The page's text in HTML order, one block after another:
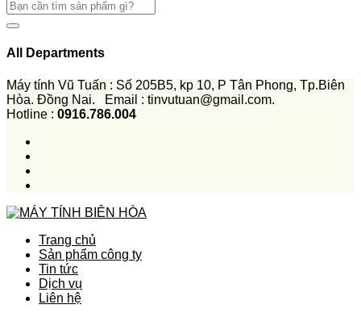
All Departments
Máy tính Vũ Tuấn : Số 205B5, kp 10, P Tân Phong, Tp.Biên
Hòa. Đồng Nai. Email : tinvutuan@gmail.com.
Hotline : 0916.786.004
Trang chủ
Sản phẩm công ty
Tin tức
Dịch vụ
Liên hệ